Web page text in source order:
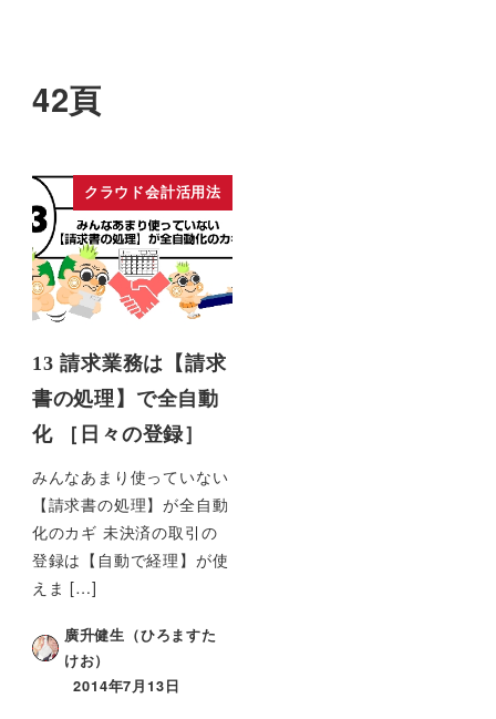
42頁
クラウド会計活用法
13 請求業務は【請求
書の処理】で全自動
化 ［日々の登録］
みんなあまり使っていない
【請求書の処理】が全自動
化のカギ 未決済の取引の
登録は【自動で経理】が使
えま […]
廣升健生（ひろますた
けお）
2014年7月13日